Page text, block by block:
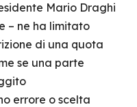
Mario Draghi
– ne ha limitato
di una quota
se una parte
errore o scelta